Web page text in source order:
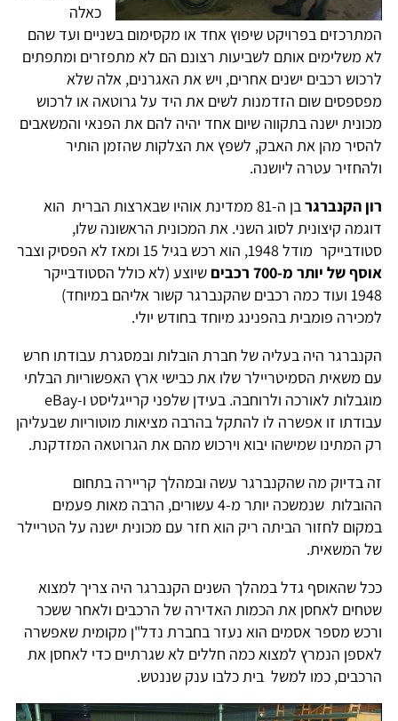
כאלה
המתרכזים בפרויקט שיפוץ אחד או מקסימום בשניים ועד שהם
לא משלימים אותם לשביעות רצונם הם לא מתפזרים ומתפתים
לרכוש רכבים ישנים אחרים, ויש את האגרנים, אלה שלא
מפספסים שום הזדמנות לשים את היד על גרוטאה או לרכוש
מכונית ישנה בתקווה שיום אחד יהיה להם את הפנאי והמשאבים
להסיר מהן את האבק, לשפץ את הצלקות שהזמן הותיר
ולהחזיר עטרה ליושנה.
רון הקנברגר
בן ה-81 ממדינת אוהיו שבארצות הברית הוא
דוגמה קיצונית לסוג השני. את המכונית הראשונה שלו,
סטודבייקר מודל 1948, הוא רכש בגיל 15 ומאז לא הפסיק וצבר
אוסף של יותר מ-700 רכבים
שיוצע (לא כולל הסטודבייקר
1948 ועוד כמה רכבים שהקנברגר קשור אליהם במיוחד)
למכירה פומבית בהפנינג מיוחד בחודש יולי.
הקנברגר היה בעליה של חברת הובלות ובמסגרת עבודתו חרש
עם משאית הסמיטריילר שלו את כבישי ארץ האפשוריות הבלתי
מוגבלות לאורכה ולרוחבה. בעידן שלפני קרייגליסט ו-eBay
עבודתו זו אפשרה לו להתקל בהרבה מציאות מוטוריות שבעליהן
רק המתינו שמישהו יבוא וירכוש מהם את הגרוטאה המזדקנת.
זה בדיוק מה שהקנברגר עשה ובמהלך קריירה בתחום
ההובלות שנמשכה יותר מ-4 עשורים, הרבה מאות פעמים
במקום לחזור הביתה ריק הוא חזר עם מכונית ישנה על הטריילר
של המשאית.
ככל שהאוסף גדל במהלך השנים הקנברגר היה צריך למצוא
שטחים לאחסן את הכמות האדירה של הרכבים ולאחר ששכר
ורכש מספר אסמים הוא נעזר בחברת נדל"ן מקומית שאפשרה
לאספן הנמרץ למצוא כמה חללים לא שגרתיים כדי לאחסן את
הרכבים, כמו למשל בית כלבו ענק שננטש.